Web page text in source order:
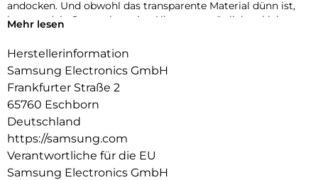
andocken. Und obwohl das transparente Material dünn ist,
kann es dein Smartphone im Alltag vor möglichen kleineren
Mehr lesen
Herstellerinformation
Samsung Electronics GmbH
Frankfurter Straße 2
65760 Eschborn
Deutschland
https://samsung.com
Verantwortliche für die EU
Samsung Electronics GmbH